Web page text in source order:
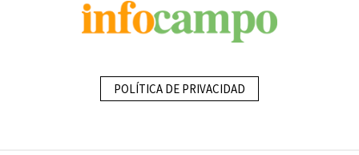
POLÍTICA DE PRIVACIDAD